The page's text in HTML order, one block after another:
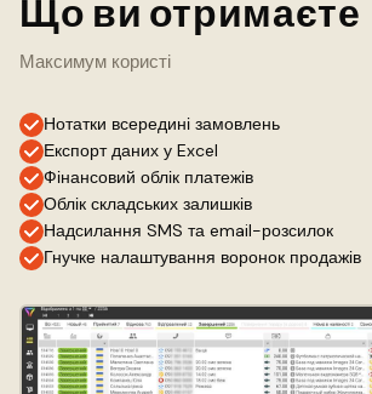
Що ви отримаєте
Максимум користі
Нотатки всередині замовлень
Експорт даних у Excel
Фінансовий облік платежів
Облік складських залишків
Надсилання SMS та email-розсилок
Гнучке налаштування воронок продажів